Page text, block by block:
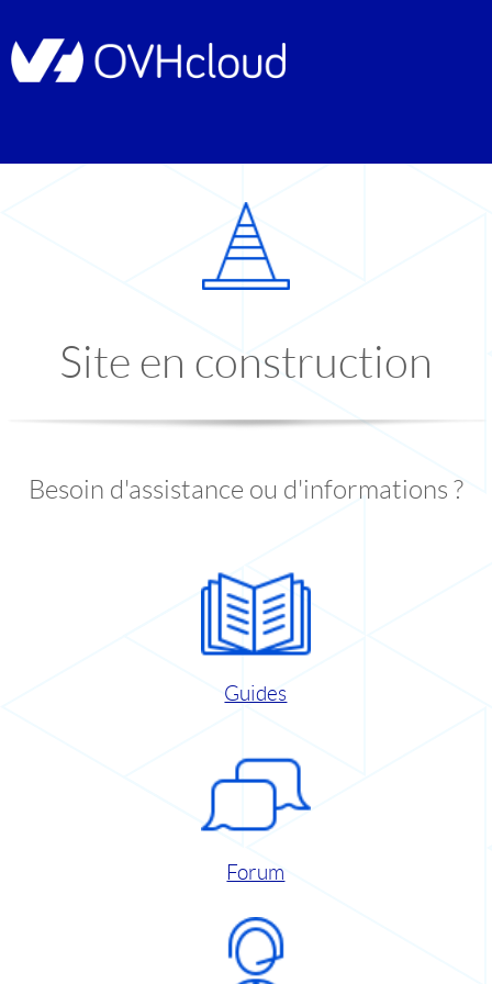
Site en construction
Besoin d'assistance ou d'informations ?
Guides
Forum